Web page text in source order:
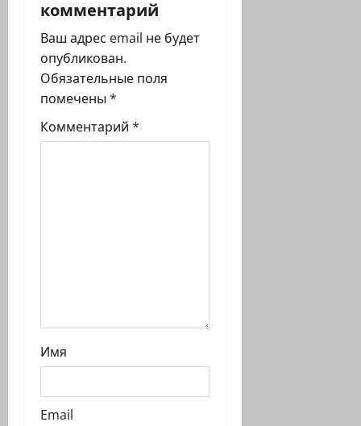
комментарий
Ваш адрес email не будет
опубликован.
Обязательные поля
помечены *
Комментарий *
Имя
Email